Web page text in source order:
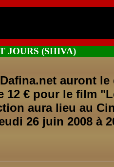
JOURS (SHIVA)
auront le
12 € pour le film
aura lieu au
26 juin 2008 à